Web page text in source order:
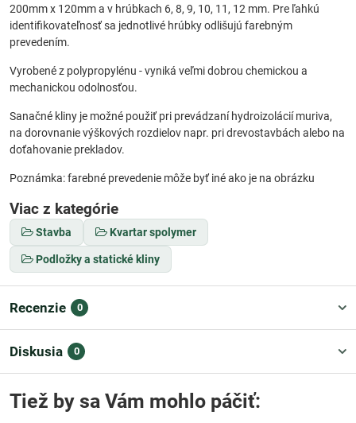
200mm x 120mm a v hrúbkach 6, 8, 9, 10, 11, 12 mm. Pre ľahkú
identifikovateľnosť sa jednotlivé hrúbky odlišujú farebným
prevedením.
Vyrobené z polypropylénu - vyniká veľmi dobrou chemickou a
mechanickou odolnosťou.
Sanačné kliny je možné použiť pri prevádzaní hydroizolácií muriva,
na dorovnanie výškových rozdielov napr. pri drevostavbách alebo na
doťahovanie prekladov.
Poznámka: farebné prevedenie môže byť iné ako je na obrázku
Viac z kategórie
Stavba Kvartar spolymer
Podložky a statické kliny
Recenzie 0
Diskusia 0
Tiež by sa Vám mohlo páčiť: